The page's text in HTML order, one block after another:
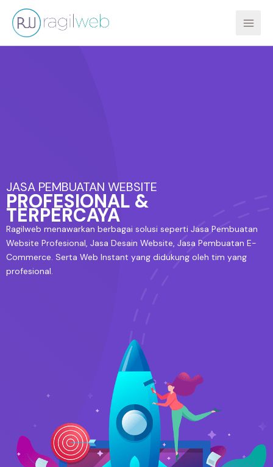
Lewati
konten
JASA PEMBUATAN WEBSITE
PROFESIONAL &
TERPERCAYA
Ragilweb menawarkan berbagai solusi seperti Jasa Pembuatan
Website Profesional, Jasa Desain Website, Jasa Pembuatan E-
Commerce. Serta Web Instant yang didukung oleh tim yang
profesional.